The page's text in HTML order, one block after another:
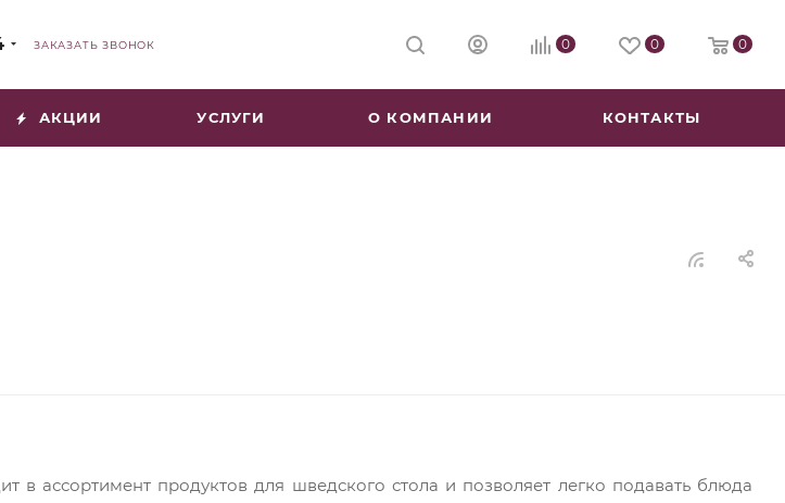
ЗАКАЗАТЬ ЗВОНОК 0 0 0
АКЦИИ УСЛУГИ О КОМПАНИИ КОНТАКТЫ
в ассортимент продуктов для шведского стола и позволяет легко подавать блюда